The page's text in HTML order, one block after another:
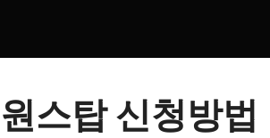
스탑 신청방